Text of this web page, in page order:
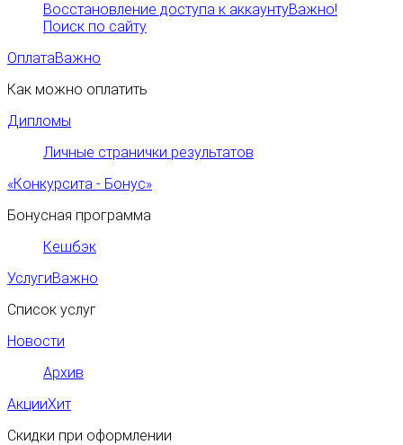
Восстановление доступа к аккаунтуВажно!
Поиск по сайту
ОплатаВажно
Как можно оплатить
Дипломы
Личные странички результатов
«Конкурсита - Бонус»
Бонусная программа
Кешбэк
УслугиВажно
Список услуг
Новости
Архив
АкцииХит
Скидки при оформлении